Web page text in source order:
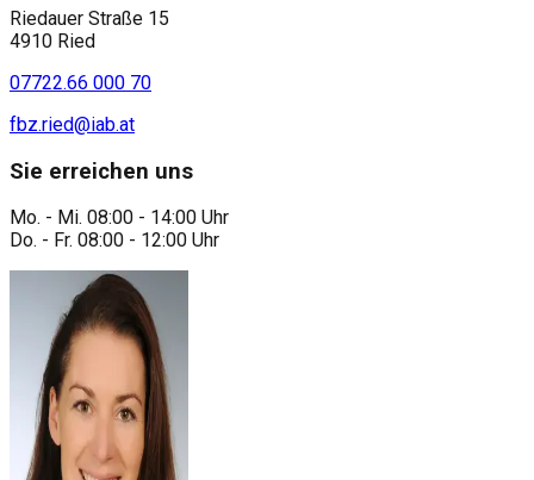
Riedauer Straße 15
4910 Ried
07722.66 000 70
fbz.ried@iab.at
Sie erreichen uns
Mo. - Mi. 08:00 - 14:00 Uhr
Do. - Fr. 08:00 - 12:00 Uhr